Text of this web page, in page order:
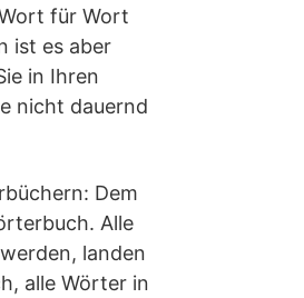
für Wort
ist es aber
in Ihren
nicht dauernd
Dem
Alle
landen
alle Wörter in